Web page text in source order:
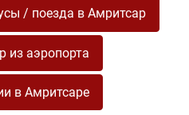
/ поезда в Амритсар
из аэропорта
в Амритсаре